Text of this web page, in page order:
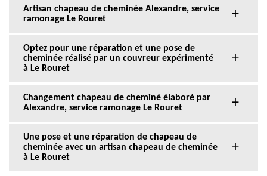
Artisan chapeau de cheminée Alexandre, service
ramonage Le Rouret
Optez pour une réparation et une pose de
cheminée réalisé par un couvreur expérimenté
à Le Rouret
Changement chapeau de cheminé élaboré par
Alexandre, service ramonage Le Rouret
Une pose et une réparation de chapeau de
cheminée avec un artisan chapeau de cheminée
à Le Rouret